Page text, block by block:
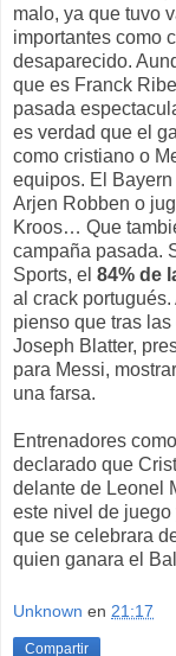
malo, ya que tuvo
importantes como
desaparecido.
que es Franck
pasada
es verdad que el
como cristiano o
equipos. El
Arjen Robben o
Kroos… Que
campaña pasada.
Sports, el 84% de
al crack
pienso que tras
Joseph Blatter,
para Messi,
una farsa.
Entrenadores
declarado que
delante de Leonel
este nivel de
que se celebrara
quien ganara el
Unknown en 21:17
Compartir